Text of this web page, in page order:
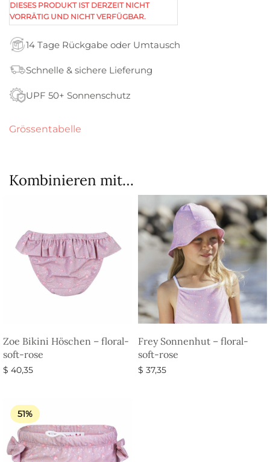
DIESES PRODUKT IST DERZEIT NICHT
VORRÄTIG UND NICHT VERFÜGBAR.
14 Tage Rückgabe oder Umtausch
Schnelle & sichere Lieferung
UPF 50+ Sonnenschutz
Grössentabelle
Kombinieren mit…
Zoe Bikini Höschen – floral-
soft-rose
$ 40,35
Frey Sonnenhut – floral-
soft-rose
$ 37,35
51%